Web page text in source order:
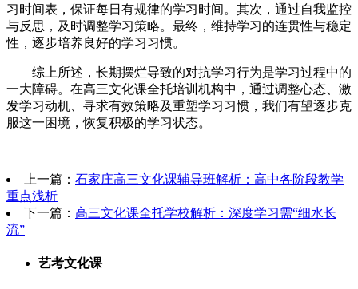
习时间表，保证每日有规律的学习时间。其次，通过自我监控
与反思，及时调整学习策略。最终，维持学习的连贯性与稳定
性，逐步培养良好的学习习惯。
综上所述，长期摆烂导致的对抗学习行为是学习过程中的
一大障碍。在高三文化课全托培训机构中，通过调整心态、激
发学习动机、寻求有效策略及重塑学习习惯，我们有望逐步克
服这一困境，恢复积极的学习状态。
上一篇： 石家庄高三文化课辅导班解析：高中各阶段教学
重点浅析
下一篇： 高三文化课全托学校解析：深度学习需“细水长
流”
艺考文化课